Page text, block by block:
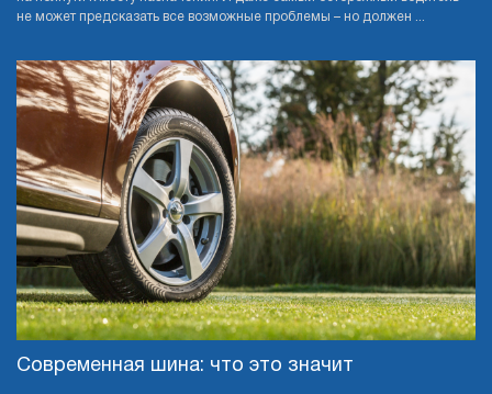
не может предсказать все возможные проблемы – но должен ...
Cовременная шина: что это значит